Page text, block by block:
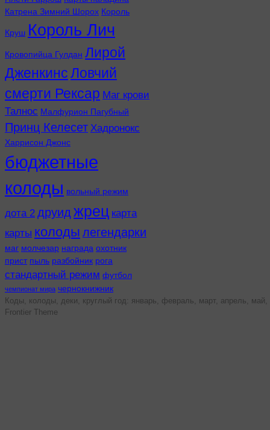
Катрена Зимний Шорох Король
Круш Король Лич
Кровопийца Гулдан Лирой
ДженкинсЛовчий
смерти Рексар Маг крови
Талнос Малфурион Пагубный
Принц Келесет Хадронокс
Харрисон Джонс
бюджетные
колоды вольный режим
дота 2 друид жрец карта
карты колоды легендарки
маг молчезар награда охотник
прист пыль разбойник рога
стандартный режим футбол
чемпионат мира чернокнижник
Коды, колоды, деки, круглый год: январь, февраль, март, апрель,
Frontier Theme